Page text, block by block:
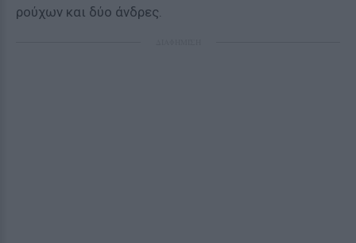
ρούχων και δύο άνδρες.